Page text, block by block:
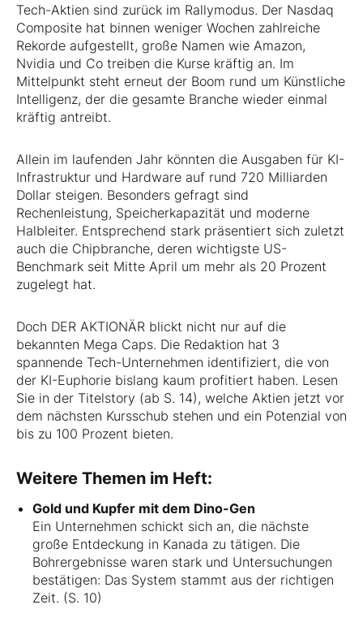
Tech-Aktien sind zurück im Rallymodus. Der Nasdaq
Composite hat binnen weniger Wochen zahlreiche
Rekorde aufgestellt, große Namen wie Amazon,
Nvidia und Co treiben die Kurse kräftig an. Im
Mittelpunkt steht erneut der Boom rund um Künstliche
Intelligenz, der die gesamte Branche wieder einmal
kräftig antreibt.
Allein im laufenden Jahr könnten die Ausgaben für KI-
Infrastruktur und Hardware auf rund 720 Milliarden
Dollar steigen. Besonders gefragt sind
Rechenleistung, Speicherkapazität und moderne
Halbleiter. Entsprechend stark präsentiert sich zuletzt
auch die Chipbranche, deren wichtigste US-
Benchmark seit Mitte April um mehr als 20 Prozent
zugelegt hat.
Doch DER AKTIONÄR blickt nicht nur auf die
bekannten Mega Caps. Die Redaktion hat 3
spannende Tech-Unternehmen identifiziert, die von
der KI-Euphorie bislang kaum profitiert haben. Lesen
Sie in der Titelstory (ab S. 14), welche Aktien jetzt vor
dem nächsten Kursschub stehen und ein Potenzial von
bis zu 100 Prozent bieten.
Weitere Themen im Heft:
Gold und Kupfer mit dem Dino-Gen
Ein Unternehmen schickt sich an, die nächste
große Entdeckung in Kanada zu tätigen. Die
Bohrergebnisse waren stark und Untersuchungen
bestätigen: Das System stammt aus der richtigen
Zeit. (S. 10)